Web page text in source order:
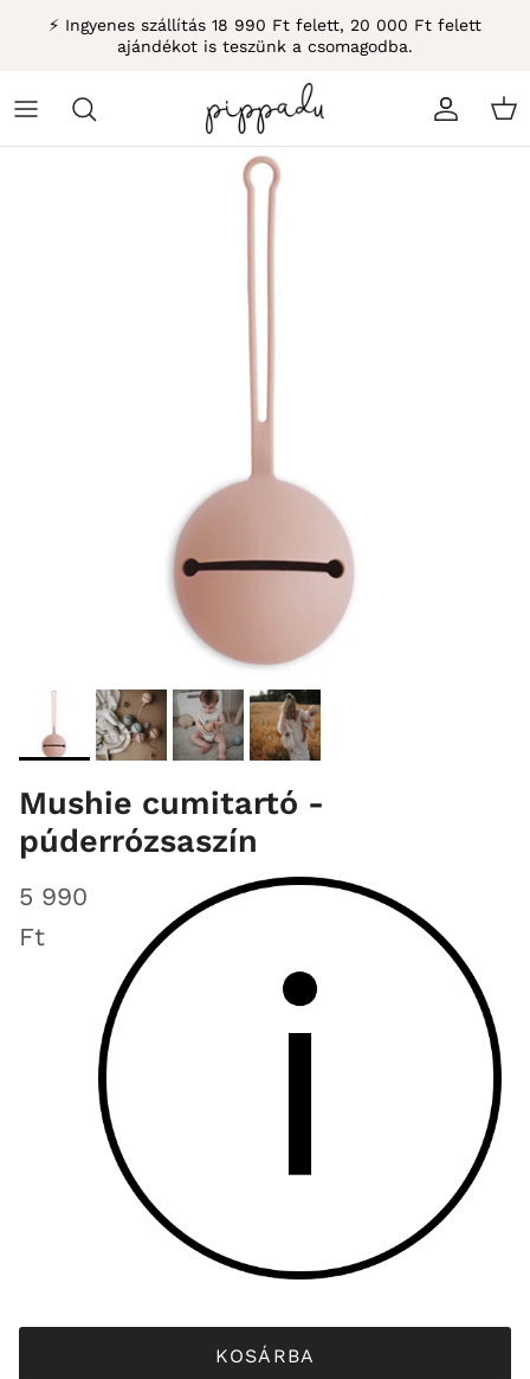
Átugrás⚡ Ingyenes szállítás 18 990 Ft felett, 20 000 Ft felett
ajándékot is teszünk a csomagodba.
Mushie cumitartó -
púderrózsaszín
5 990
Ft
KOSÁRBA